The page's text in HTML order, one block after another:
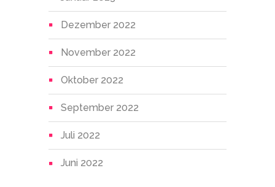
Dezember 2022
November 2022
Oktober 2022
September 2022
Juli 2022
Juni 2022